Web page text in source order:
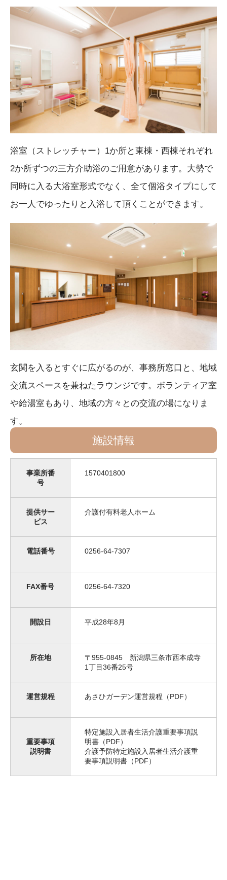
浴室（ストレッチャー）1か所と東棟・西棟それぞれ
2か所ずつの三方介助浴のご用意があります。大勢で
同時に入る大浴室形式でなく、全て個浴タイプにして
お一人でゆったりと入浴して頂くことができます。
玄関を入るとすぐに広がるのが、事務所窓口と、地域
交流スペースを兼ねたラウンジです。ボランティア室
や給湯室もあり、地域の方々との交流の場になりま
す。
施設情報
事業所番
号
1570401800
提供サー
ビス
介護付有料老人ホーム
電話番号 0256-64-7307
FAX番号 0256-64-7320
開設日 平成28年8月
所在地
〒955-0845 新潟県三条市西本成寺
1丁目36番25号
運営規程 あさひガーデン運営規程（PDF）
重要事項
説明書
特定施設入居者生活介護重要事項説
明書（PDF）
介護予防特定施設入居者生活介護重
要事項説明書（PDF）